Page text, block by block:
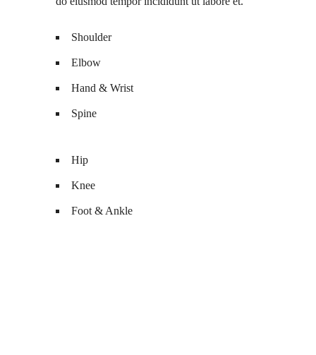
Shoulder
Elbow
Hand & Wrist
Spine
Hip
Knee
Foot & Ankle